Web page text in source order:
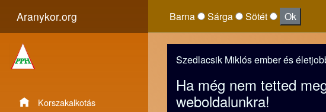
Aranykor.org
Korszakalkotás
Barna Sárga Sötét Ok
Szedlacsik Miklós ember és
Ha még nem tetted
weboldalunkra!